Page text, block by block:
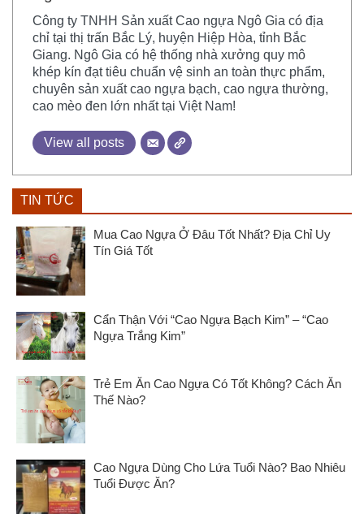
Công ty TNHH Sản xuất Cao ngựa Ngô Gia có địa
chỉ tại thị trấn Bắc Lý, huyện Hiệp Hòa, tỉnh Bắc
Giang. Ngô Gia có hệ thống nhà xưởng quy mô
khép kín đạt tiêu chuẩn vệ sinh an toàn thực phẩm,
chuyên sản xuất cao ngựa bạch, cao ngựa thường,
cao mèo đen lớn nhất tại Việt Nam!
View all posts
TIN TỨC
Mua Cao Ngựa Ở Đâu Tốt Nhất? Địa Chỉ Uy
Tín Giá Tốt
Cẩn Thận Với “Cao Ngựa Bạch Kim” – “Cao
Ngựa Trắng Kim”
Trẻ Em Ăn Cao Ngựa Có Tốt Không? Cách Ăn
Thế Nào?
Cao Ngựa Dùng Cho Lứa Tuổi Nào? Bao Nhiêu
Tuổi Được Ăn?